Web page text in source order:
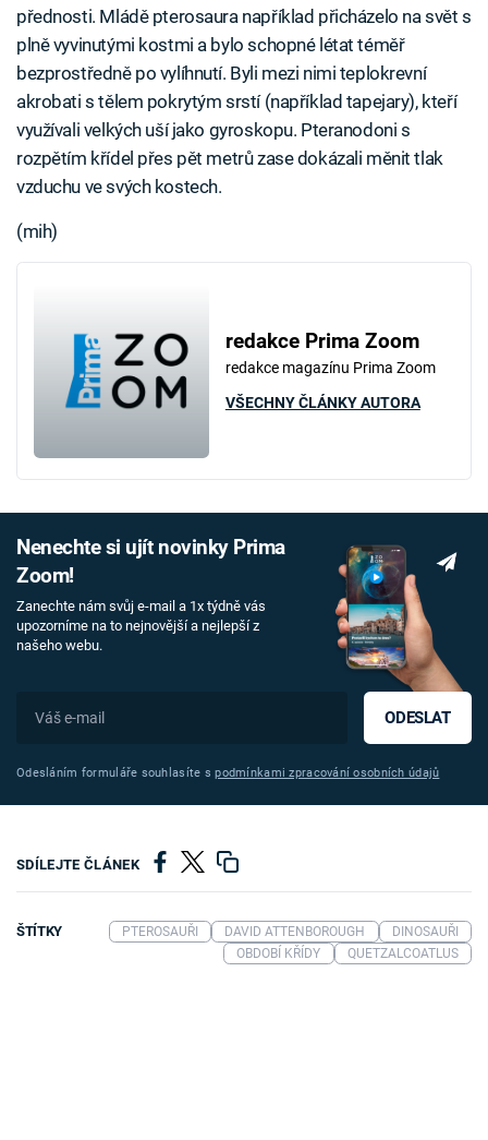
přednosti. Mládě pterosaura například přicházelo na svět s
plně vyvinutými kostmi a bylo schopné létat téměř
bezprostředně po vylíhnutí. Byli mezi nimi teplokrevní
akrobati s tělem pokrytým srstí (například tapejary), kteří
využívali velkých uší jako gyroskopu. Pteranodoni s
rozpětím křídel přes pět metrů zase dokázali měnit tlak
vzduchu ve svých kostech.
(mih)
redakce Prima Zoom
redakce magazínu Prima Zoom
VŠECHNY ČLÁNKY AUTORA
Nenechte si ujít novinky Prima
Zoom!
Zanechte nám svůj e-mail a 1x týdně vás
upozorníme na to nejnovější a nejlepší z
našeho webu.
ODESLAT
Odesláním formuláře souhlasíte spodmínkami zpracování osobních údajů
SDÍLEJTE ČLÁNEK
ŠTÍTKY PTEROSAUŘI DAVID ATTENBOROUGH
DINOSAUŘI
OBDOBÍ KŘÍDY
QUETZALCOATLUS